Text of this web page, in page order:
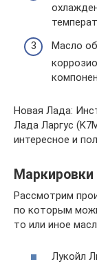
Масло
Новая Лада:
Лада Ларгус
интересное и
Маркировки
Рассмотрим
по которым
то или иное
Лукойл